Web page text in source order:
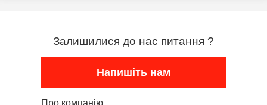
Залишилися до нас питання ?
Напишіть нам
Про компанію